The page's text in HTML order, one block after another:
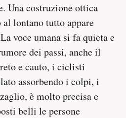
Una costruzione ottica
lontano tutto appare
voce umana si fa quieta e
dei passi, anche il
e cauto, i ciclisti
assorbendo i colpi, i
è molto precisa e
belli le persone